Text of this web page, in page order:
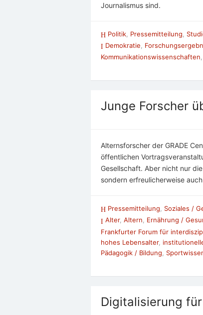
Journalismus sind.
Politik Pressemitteilung
Demokratie
Kommunikationswissenschaften
Junge Forscher
Alternsforscher der GRADE
öffentlichen
Gesellschaft. Aber nicht nur
sondern erfreulicherweise
Pressemitteilung Soziales /
Alter, Altern, Ernährung /
Frankfurter Forum für
hohes Lebensalter,
Pädagogik / Bildung
Digitalisierung